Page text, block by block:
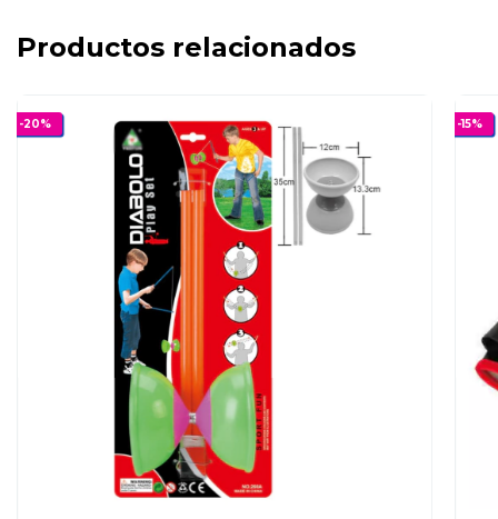
Productos relacionados
-20% -15%